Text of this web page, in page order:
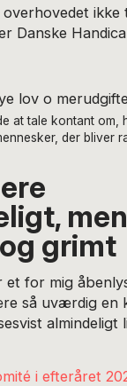
ikke
Danske
at tale kontant
der bliver
men
grimt
et for mig
så uværdig en
almindeligt
i efteråret